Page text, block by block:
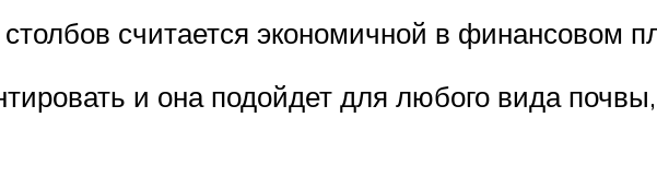
считается экономичной в финансовом
и она подойдет для любого вида